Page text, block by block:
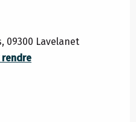
09300 Lavelanet
rendre